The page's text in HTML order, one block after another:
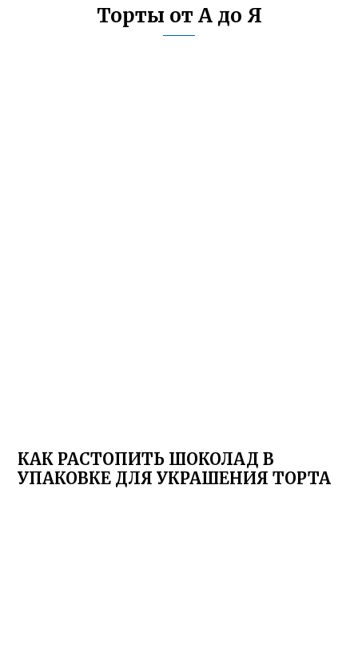
Торты от А до Я
КАК РАСТОПИТЬ ШОКОЛАД В
УПАКОВКЕ ДЛЯ УКРАШЕНИЯ ТОРТА